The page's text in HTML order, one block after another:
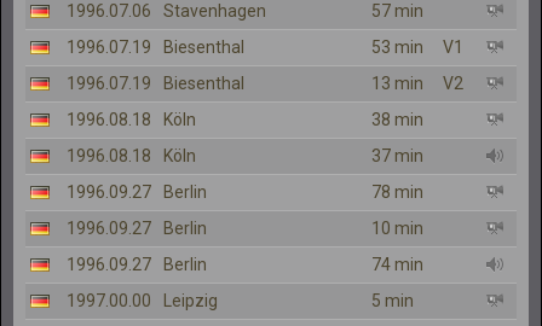
1996.07.06
Stavenhagen
57 min
1996.07.19
Biesenthal 53 min
V1
1996.07.19
Biesenthal 13 min
V2
1996.08.18
Köln
38 min
1996.08.18
Köln
37 min
1996.09.27
Berlin
78 min
1996.09.27
Berlin
10 min
1996.09.27
Berlin
74 min
1997.00.00
Leipzig
5 min